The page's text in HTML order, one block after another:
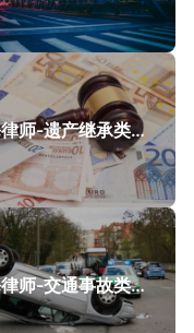
上海律师-遗产继承类案件案例
上海律师-交通事故类案件案例